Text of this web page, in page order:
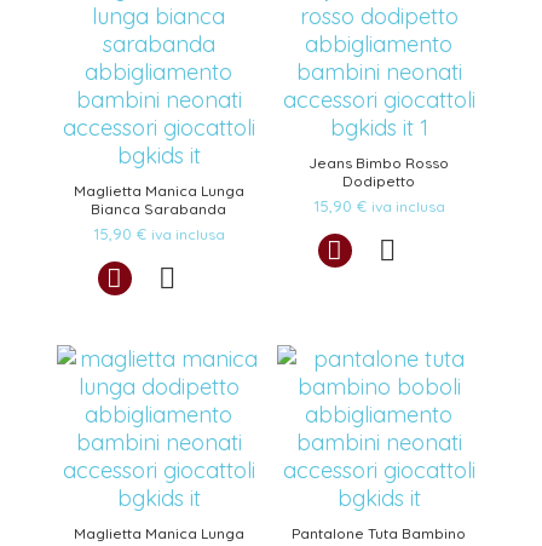
Maglietta Manica Lunga
Bianca Sarabanda
15,90 € iva inclusa
Jeans Bimbo Rosso
Dodipetto
15,90 € iva inclusa
Maglietta Manica Lunga
Pantalone Tuta Bambino